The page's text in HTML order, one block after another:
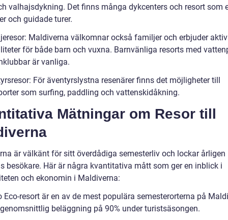
valhajsdykning. Det finns många dykcenters och resort som
och guidade turer.
Maldiverna välkomnar också familjer och erbjuder
för både barn och vuxna. Barnvänliga resorts med
är vanliga.
För äventyrslystna resenärer finns det möjligheter till
som surfing, paddling och vattenskidåkning.
Mätningar om Resor till
är välkänt för sitt överdådiga semesterliv och lockar årligen
besökare. Här är några kvantitativa mått som ger en inblick i
och ekonomin i Maldiverna:
Eco-resort är en av de mest populära semesterorterna på
beläggning på 90% under turistsäsongen.